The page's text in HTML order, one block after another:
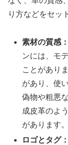
り方などをセッ
素材の質感：
ンには、モ
ことがあり
があり、使
偽物や粗悪
成皮革のよ
があります。
ロゴとタグ：